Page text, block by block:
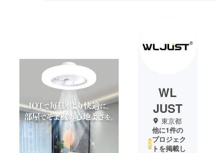
WL
JUST
東京都
他に1件の
プロジェク
トを掲載し